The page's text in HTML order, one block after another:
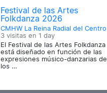
Festival de las Artes
Folkdanza 2026
CMHW La Reina Radial del Centro
3 visitas en 1 day
El Festival de las Artes Folkdanza
está diseñado en función de las
expresiones músico-danzarias de
los …